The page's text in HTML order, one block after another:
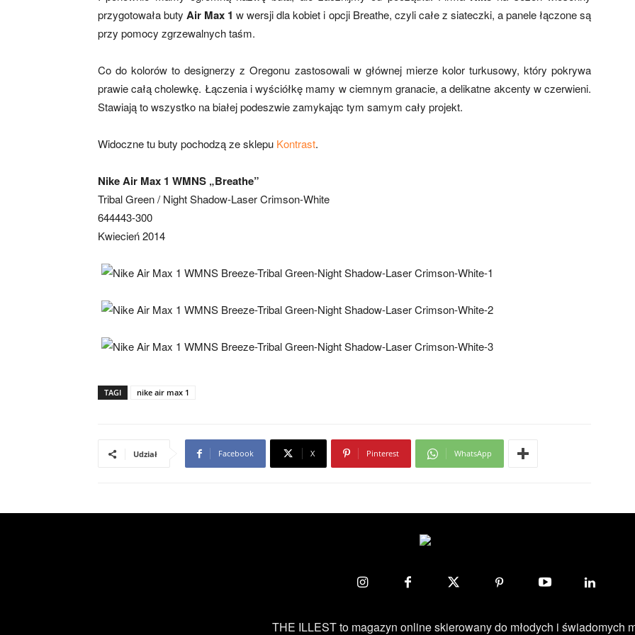
przygotowała buty Air Max 1 w wersji dla kobiet i opcji Breathe, czyli całe z siateczki, a panele łączone są
przy pomocy zgrzewalnych taśm.
Co do kolorów to designerzy z Oregonu zastosowali w głównej mierze kolor turkusowy, który pokrywa
prawie całą cholewkę. Łączenia i wyściółkę mamy w ciemnym granacie, a delikatne akcenty w czerwieni.
Stawiają to wszystko na białej podeszwie zamykając tym samym cały projekt.
Widoczne tu buty pochodzą ze sklepu Kontrast.
Nike Air Max 1 WMNS „Breathe”
Tribal Green / Night Shadow-Laser Crimson-White
644443-300
Kwiecień 2014
TAGI nike air max 1
Udział Facebook X Pinterest WhatsApp
THE ILLEST to magazyn online skierowany do młodych i świadomych